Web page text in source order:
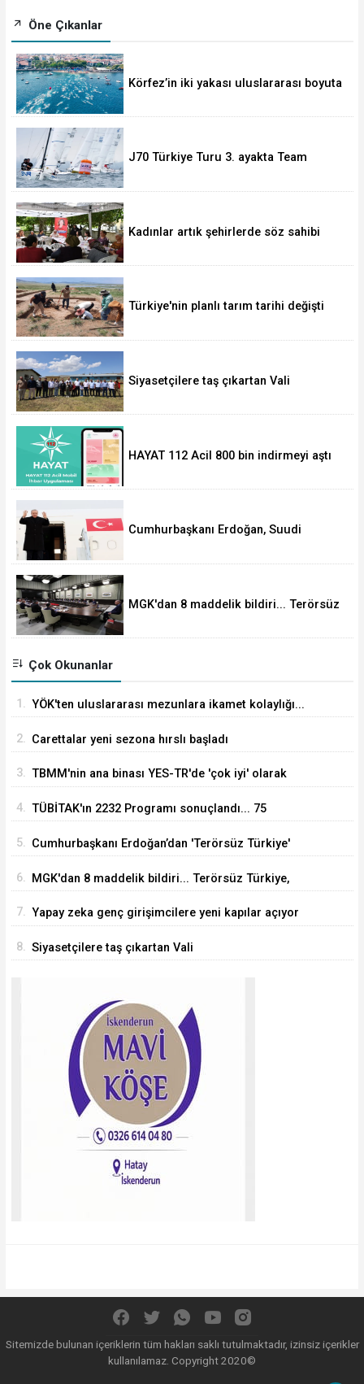
Öne Çıkanlar
Körfez’in iki yakası uluslararası boyuta
J70 Türkiye Turu 3. ayakta Team
Kadınlar artık şehirlerde söz sahibi
Türkiye'nin planlı tarım tarihi değişti
Siyasetçilere taş çıkartan Vali
HAYAT 112 Acil 800 bin indirmeyi aştı
Cumhurbaşkanı Erdoğan, Suudi
MGK'dan 8 maddelik bildiri... Terörsüz
Çok Okunanlar
1. YÖK'ten uluslararası mezunlara ikamet kolaylığı...
2. Carettalar yeni sezona hırslı başladı
3. TBMM'nin ana binası YES-TR'de 'çok iyi' olarak
4. TÜBİTAK'ın 2232 Programı sonuçlandı... 75
5. Cumhurbaşkanı Erdoğan’dan 'Terörsüz Türkiye'
6. MGK'dan 8 maddelik bildiri... Terörsüz Türkiye,
7. Yapay zeka genç girişimcilere yeni kapılar açıyor
8. Siyasetçilere taş çıkartan Vali
Sitemizde bulunan içeriklerin tüm hakları saklı tutulmaktadır, izinsiz içerikler
kullanılamaz. Copyright 2020©